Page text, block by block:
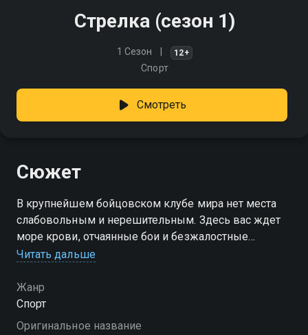
Стрелка (сезон 1)
1 Сезон 12+
Спорт
Смотреть
Сюжет
В крупнейшем бойцовском клубе мира нет места
слабовольным и нерешительным. Здесь вас ждет
море крови, отчаянные бои и безжалостные
нокауты!
Посмотреть онлайн 1 сезон сериала Стрелка вы
можете совершенно бесплатно в хорошем HD
качестве на Смотрёшке
Читать дальше
Жанр
Спорт
Оригинальное название